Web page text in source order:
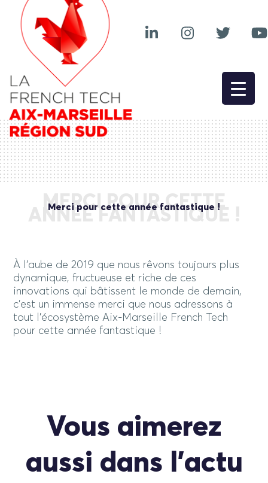
MERCI POUR CETTE
ANNÉE FANTASTIQUE !
Merci pour cette année fantastique !
À l’aube de 2019 que nous rêvons toujours plus
dynamique, fructueuse et riche de ces
innovations qui bâtissent le monde de demain,
c’est un immense merci que nous adressons à
tout l’écosystème Aix-Marseille French Tech
pour cette année fantastique !
Vous aimerez
aussi dans l'actu